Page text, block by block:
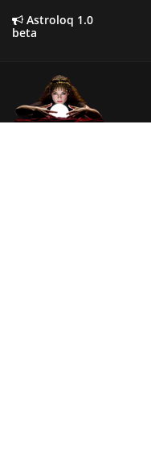
Astroloq 1.0
beta